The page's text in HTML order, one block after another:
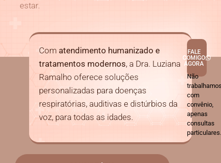
estar.
Com atendimento humanizado e
tratamentos modernos, a Dra. Luziana
Ramalho oferece soluções
personalizadas para doenças
respiratórias, auditivas e distúrbios da
voz, para todas as idades.
FALE
COMIGO
AGORA
Não
com
convênio,
apenas
consultas
particulares.